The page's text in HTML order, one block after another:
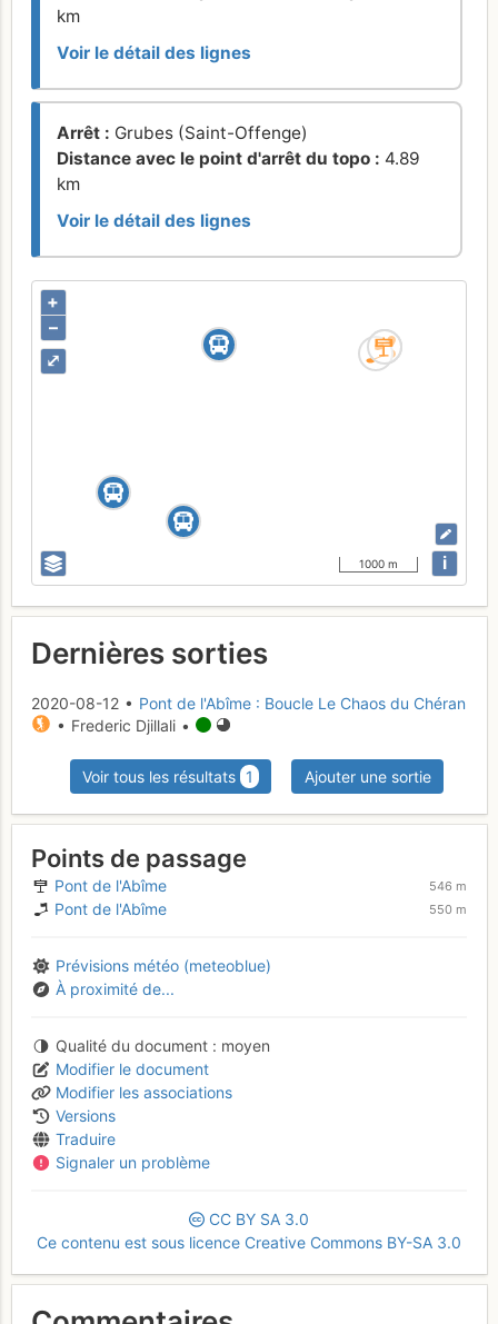
km
Voir le détail des lignes
Arrêt : Grubes (Saint-Offenge)
Distance avec le point d'arrêt du topo : 4.89
km
Voir le détail des lignes
⤢
+
–
1000 m i
Dernières sorties
2020-08-12 • Pont de l'Abîme : Boucle Le Chaos du Chéran
• Frederic Djillali •
Voir tous les résultats 1 Ajouter une sortie
Points de passage
Pont de l'Abîme 546 m
Pont de l'Abîme 550 m
Prévisions météo (meteoblue)
À proximité de...
Qualité du document
moyen
Modifier le document
Modifier les associations
Versions
Traduire
Signaler un problème
CC BY SA 3.0
Ce contenu est sous licence Creative Commons BY-SA 3.0